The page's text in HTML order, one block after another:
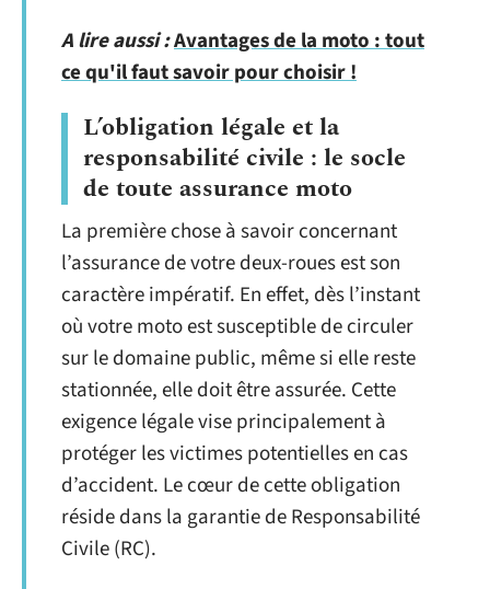
A lire aussi :Avantages de la moto : tout
ce qu'il faut savoir pour choisir !
L’obligation légale et la
responsabilité civile : le socle
de toute assurance moto
La première chose à savoir concernant
l’assurance de votre deux-roues est son
caractère impératif. En effet, dès l’instant
où votre moto est susceptible de circuler
sur le domaine public, même si elle reste
stationnée, elle doit être assurée. Cette
exigence légale vise principalement à
protéger les victimes potentielles en cas
d’accident. Le cœur de cette obligation
réside dans la garantie de Responsabilité
Civile (RC).